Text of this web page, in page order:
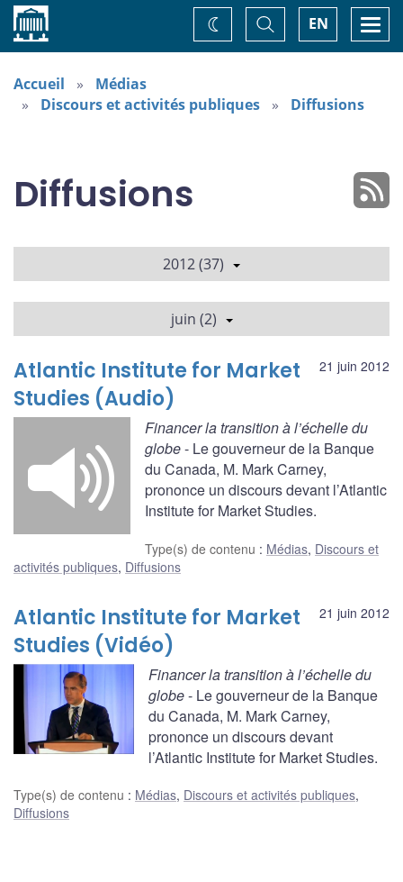
Accueil EN
Basculer
la
recherche
Changez
de
Accueil
Médias
Discours et activités publiques
Diffusions
Diffusions
2012 (37)
juin (2)
21 juin 2012
Atlantic Institute for Market
Studies (Audio)
Financer la transition à l’échelle du
globe- Le gouverneur de la Banque
du Canada, M. Mark Carney,
prononce un discours devant l’Atlantic
Institute for Market Studies.
Type(s) de contenu : Médias, Discours et
activités publiques, Diffusions
21 juin 2012
Atlantic Institute for Market
Studies (Vidéo)
Financer la transition à l’échelle du
globe- Le gouverneur de la Banque
du Canada, M. Mark Carney,
prononce un discours devant
l’Atlantic Institute for Market Studies.
Type(s) de contenu : Médias, Discours et activités publiques,
Diffusions